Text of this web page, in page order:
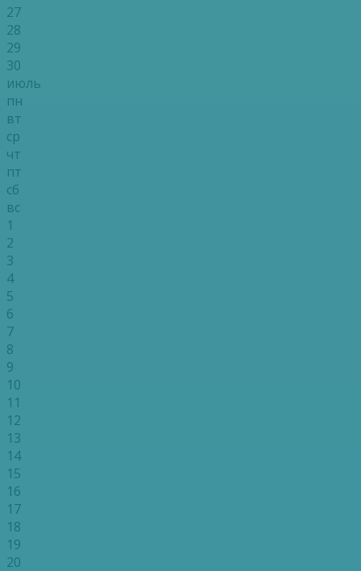
27
28
29
30
июль
пн
вт
ср
чт
пт
сб
вс
1
2
3
4
5
6
7
8
9
10
11
12
13
14
15
16
17
18
19
20